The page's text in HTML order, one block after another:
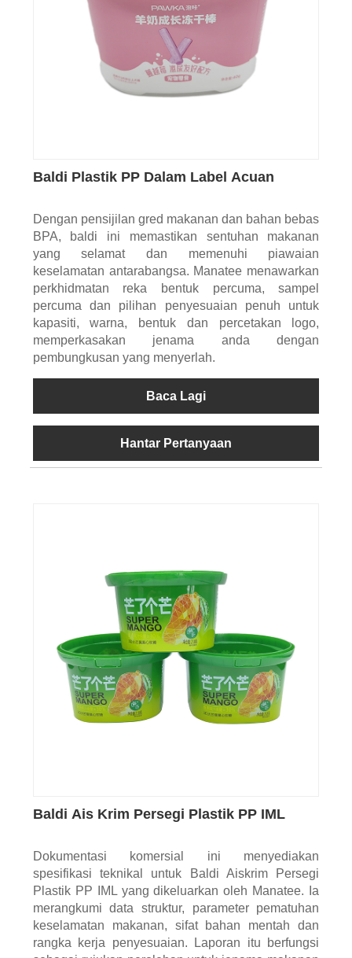
Baldi Plastik PP Dalam Label Acuan
Dengan pensijilan gred makanan dan bahan bebas
BPA, baldi ini memastikan sentuhan makanan
yang selamat dan memenuhi piawaian
keselamatan antarabangsa. Manatee menawarkan
perkhidmatan reka bentuk percuma, sampel
percuma dan pilihan penyesuaian penuh untuk
kapasiti, warna, bentuk dan percetakan logo,
memperkasakan jenama anda dengan
pembungkusan yang menyerlah.
Baca Lagi
Hantar Pertanyaan
Baldi Ais Krim Persegi Plastik PP IML
Dokumentasi komersial ini menyediakan
spesifikasi teknikal untuk Baldi Aiskrim Persegi
Plastik PP IML yang dikeluarkan oleh Manatee. Ia
merangkumi data struktur, parameter pematuhan
keselamatan makanan, sifat bahan mentah dan
rangka kerja penyesuaian. Laporan itu berfungsi